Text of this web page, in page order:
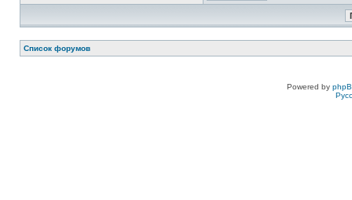
Список форумов
Powered by